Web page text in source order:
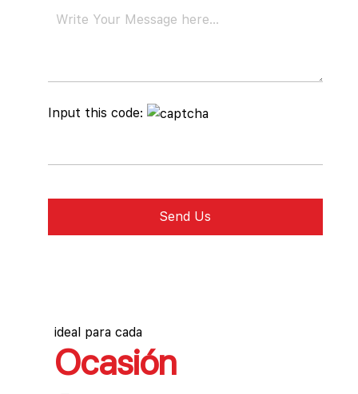
Input this code:
ideal para cada
Ocasión